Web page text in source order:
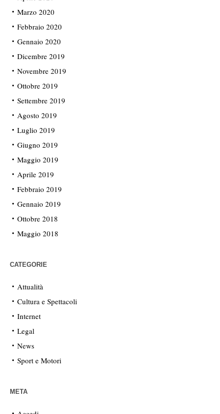
Marzo 2020
Febbraio 2020
Gennaio 2020
Dicembre 2019
Novembre 2019
Ottobre 2019
Settembre 2019
Agosto 2019
Luglio 2019
Giugno 2019
Maggio 2019
Aprile 2019
Febbraio 2019
Gennaio 2019
Ottobre 2018
Maggio 2018
CATEGORIE
Attualità
Cultura e Spettacoli
Internet
Legal
News
Sport e Motori
META